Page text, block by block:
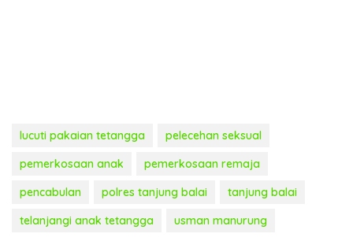
lucuti pakaian tetangga
pelecehan seksual
pemerkosaan anak
pemerkosaan remaja
pencabulan
polres tanjung balai
tanjung balai
telanjangi anak tetangga
usman manurung